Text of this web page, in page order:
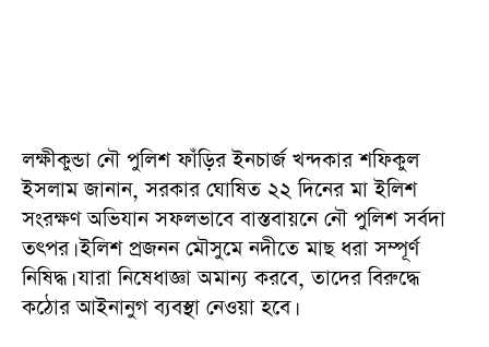
লক্ষীকুন্ডা নৌ পুলিশ ফাঁড়ির ইনচার্জ খন্দকার শফিকুল
ইসলাম জানান, সরকার ঘোষিত ২২ দিনের মা ইলিশ
সংরক্ষণ অভিযান সফলভাবে বাস্তবায়নে নৌ পুলিশ সর্বদা
তৎপর। ইলিশ প্রজনন মৌসুমে নদীতে মাছ ধরা সম্পূর্ণ
নিষিদ্ধ। যারা নিষেধাজ্ঞা অমান্য করবে, তাদের বিরুদ্ধে
কঠোর আইনানুগ ব্যবস্থা নেওয়া হবে।